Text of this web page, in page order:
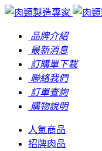
品牌介紹
最新消息
訂購單下載
聯絡我們
訂單查詢
購物說明
人氣商品
招牌肉品